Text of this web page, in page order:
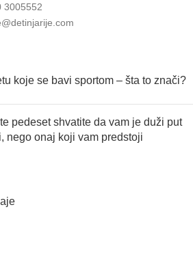
3005552
koje se bavi sportom – šta to znači?
pedeset shvatite da vam je duži put
nego onaj koji vam predstoji